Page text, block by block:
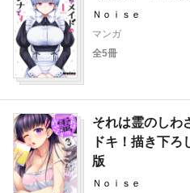
Ｎｏｉｓｅ
マンガ
全5冊
それは霊のし
ドキ！描き下
版
Ｎｏｉｓｅ